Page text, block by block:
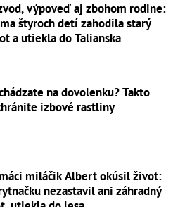
výpoveď aj zbohom rodine:
štyroch detí zahodila starý
a utiekla do Talianska
na dovolenku? Takto
izbové rastliny
miláčik Albert okúsil život:
nezastavil ani záhradný